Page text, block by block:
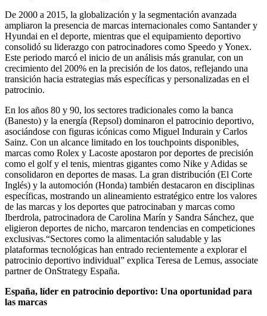
De 2000 a 2015, la globalización y la segmentación avanzada
ampliaron la presencia de marcas internacionales como Santander y
Hyundai en el deporte, mientras que el equipamiento deportivo
consolidó su liderazgo con patrocinadores como Speedo y Yonex.
Este periodo marcó el inicio de un análisis más granular, con un
crecimiento del 200% en la precisión de los datos, reflejando una
transición hacia estrategias más específicas y personalizadas en el
patrocinio.
En los años 80 y 90, los sectores tradicionales como la banca
(Banesto) y la energía (Repsol) dominaron el patrocinio deportivo,
asociándose con figuras icónicas como Miguel Indurain y Carlos
Sainz. Con un alcance limitado en los touchpoints disponibles,
marcas como Rolex y Lacoste apostaron por deportes de precisión
como el golf y el tenis, mientras gigantes como Nike y Adidas se
consolidaron en deportes de masas. La gran distribución (El Corte
Inglés) y la automoción (Honda) también destacaron en disciplinas
específicas, mostrando un alineamiento estratégico entre los valores
de las marcas y los deportes que patrocinaban y marcas como
Iberdrola, patrocinadora de Carolina Marín y Sandra Sánchez, que
eligieron deportes de nicho, marcaron tendencias en competiciones
exclusivas.“Sectores como la alimentación saludable y las
plataformas tecnológicas han entrado recientemente a explorar el
patrocinio deportivo individual” explica Teresa de Lemus, associate
partner de OnStrategy España.
España, líder en patrocinio deportivo: Una oportunidad para
las marcas